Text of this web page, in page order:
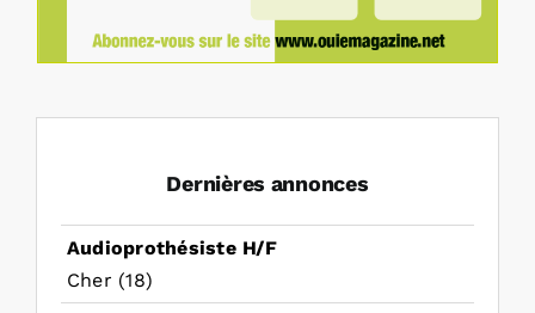
Dernières annonces
Audioprothésiste H/F
Cher (18)